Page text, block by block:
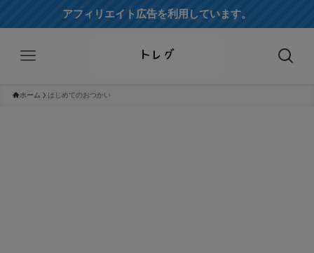
アフィリエイト広告を利用しています。
ホーム はじめてのおつかい